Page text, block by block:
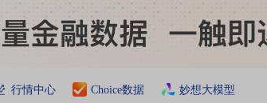
行情中心 Choice数据 妙想大模型